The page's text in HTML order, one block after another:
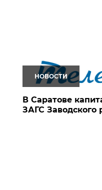
НОВОСТИ
В Саратове
ЗАГС Заводского